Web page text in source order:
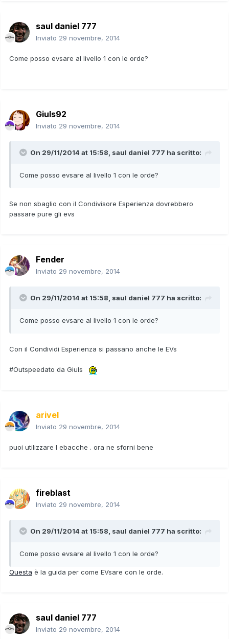
saul daniel 777
Inviato 29 novembre, 2014
Come posso evsare al livello 1 con le orde?
Giuls92
Inviato 29 novembre, 2014
On 29/11/2014 at 15:58, saul daniel 777 ha scritto:
Come posso evsare al livello 1 con le orde?
Se non sbaglio con il Condivisore Esperienza dovrebbero
passare pure gli evs
Fender
Inviato 29 novembre, 2014
On 29/11/2014 at 15:58, saul daniel 777 ha scritto:
Come posso evsare al livello 1 con le orde?
Con il Condividi Esperienza si passano anche le EVs
#Outspeedato da Giuls
arivel
Inviato 29 novembre, 2014
puoi utilizzare l ebacche . ora ne sforni bene
fireblast
Inviato 29 novembre, 2014
On 29/11/2014 at 15:58, saul daniel 777 ha scritto:
Come posso evsare al livello 1 con le orde?
Questa è la guida per come EVsare con le orde.
saul daniel 777
Inviato 29 novembre, 2014